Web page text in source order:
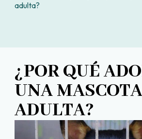
adulta?
¿POR QUÉ
UNA MASCOTA
ADULTA?